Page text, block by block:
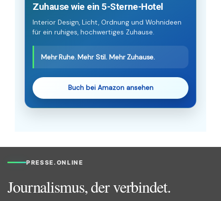
Zuhause wie ein 5-Sterne-Hotel
Interior Design, Licht, Ordnung und Wohnideen
für ein ruhiges, hochwertiges Zuhause.
Mehr Ruhe. Mehr Stil. Mehr Zuhause.
Buch bei Amazon ansehen
PRESSE.ONLINE
Journalismus, der verbindet.